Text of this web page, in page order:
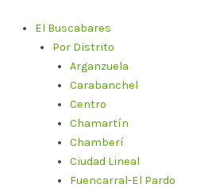
contenido
El Buscabares
Por Distrito
Arganzuela
Carabanchel
Centro
Chamartín
Chamberí
Ciudad Lineal
Fuencarral-El Pardo